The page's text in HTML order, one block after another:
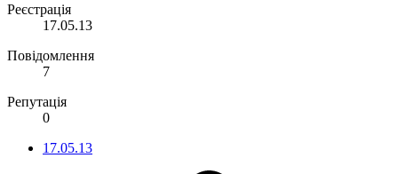
Реєстрація
17.05.13
Повідомлення
7
Репутація
0
17.05.13